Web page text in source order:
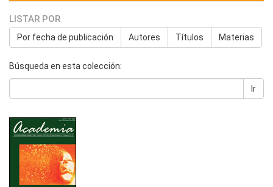
LISTAR POR
Por fecha de publicación Autores Títulos Materias
Búsqueda en esta colección:
Ir